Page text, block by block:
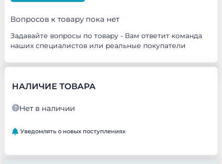
Вопросов к товару пока нет
Задавайте вопросы по товару - Вам ответит команда
наших специалистов или реальные покупатели
НАЛИЧИЕ ТОВАРА
Нет в наличии
Уведомлять о новых поступлениях